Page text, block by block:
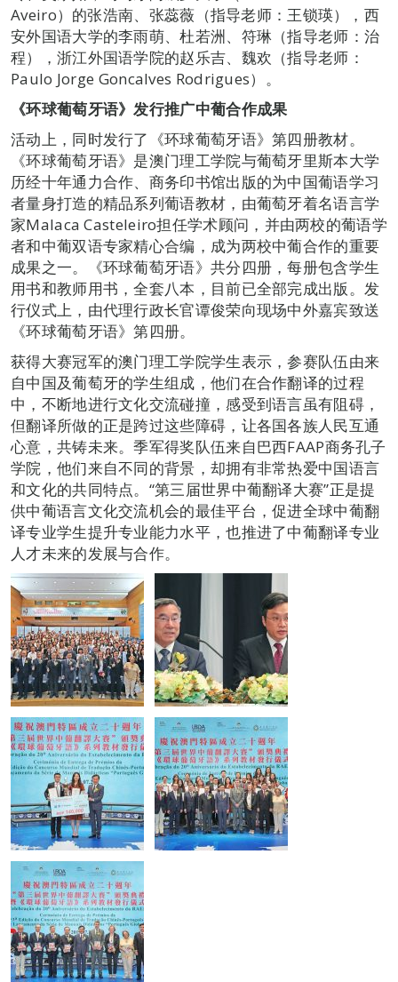
Aveiro）的张浩南、张蕊薇（指导老师：王锁瑛），西
安外国语大学的李雨萌、杜若洲、符琳（指导老师：治
程），浙江外国语学院的赵乐吉、魏欢（指导老师：
Paulo Jorge Goncalves Rodrigues）。
《环球葡萄牙语》发行推广中葡合作成果
活动上，同时发行了《环球葡萄牙语》第四册教材。
《环球葡萄牙语》是澳门理工学院与葡萄牙里斯本大学
历经十年通力合作、商务印书馆出版的为中国葡语学习
者量身打造的精品系列葡语教材，由葡萄牙着名语言学
家Malaca Casteleiro担任学术顾问，并由两校的葡语学
者和中葡双语专家精心合编，成为两校中葡合作的重要
成果之一。《环球葡萄牙语》共分四册，每册包含学生
用书和教师用书，全套八本，目前已全部完成出版。发
行仪式上，由代理行政长官谭俊荣向现场中外嘉宾致送
《环球葡萄牙语》第四册。
获得大赛冠军的澳门理工学院学生表示，参赛队伍由来
自中国及葡萄牙的学生组成，他们在合作翻译的过程
中，不断地进行文化交流碰撞，感受到语言虽有阻碍，
但翻译所做的正是跨过这些障碍，让各国各族人民互通
心意，共铸未来。季军得奖队伍来自巴西FAAP商务孔子
学院，他们来自不同的背景，却拥有非常热爱中国语言
和文化的共同特点。“第三届世界中葡翻译大赛”正是提
供中葡语言文化交流机会的最佳平台，促进全球中葡翻
译专业学生提升专业能力水平，也推进了中葡翻译专业
人才未来的发展与合作。